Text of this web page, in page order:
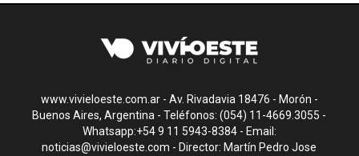
www.vivieloeste.com.ar - Av. Rivadavia 18476 - Morón -
Buenos Aires, Argentina - Teléfonos: (054) 11-4669.3055 -
Whatsapp:+54 9 11 5943-8384 - Email:
noticias@vivieloeste.com - Director: Martín Pedro Jose